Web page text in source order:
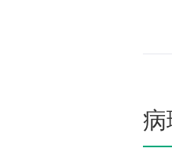
病